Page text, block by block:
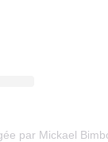
par Mickael